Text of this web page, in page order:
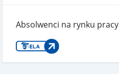
Absolwenci na rynku pracy